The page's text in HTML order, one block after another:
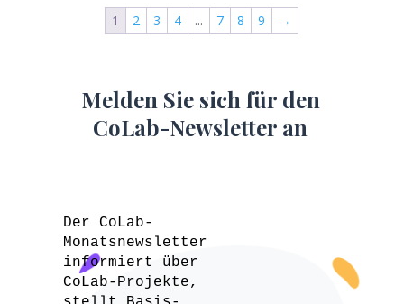
1 2 3 4 ... 7 8 9 →
Melden Sie sich für den
CoLab-Newsletter an
Der CoLab-
Monatsnewsletter
informiert über
CoLab-Projekte,